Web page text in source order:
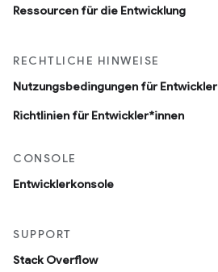
Ressourcen für die Entwicklung
RECHTLICHE HINWEISE
Nutzungsbedingungen für Entwickler
Richtlinien für Entwickler*innen
CONSOLE
Entwicklerkonsole
SUPPORT
Stack Overflow